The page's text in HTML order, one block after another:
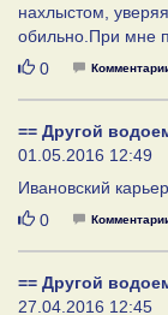
нахлыстом,
обильно.При мне
Нравится
0
== Другой
01.05.2016 12:49
Ивановский
Нравится
0
== Другой
27.04.2016 12:45